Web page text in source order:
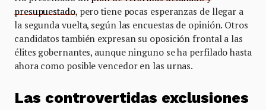
presupuestado, pero tiene pocas esperanzas de llegar a
la segunda vuelta, según las encuestas de opinión. Otros
candidatos también expresan su oposición frontal a las
élites gobernantes, aunque ninguno se ha perfilado hasta
ahora como posible vencedor en las urnas.
Las controvertidas exclusiones